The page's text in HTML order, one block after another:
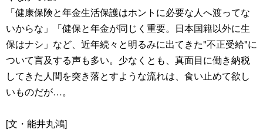
「健康保険と年金生活保護はホントに必要な人へ渡ってな
いからな」「健保と年金が同じく重要。日本国籍以外に生
保はナシ」など、近年続々と明るみに出てきた"不正受給"に
ついて言及する声も多い。少なくとも、真面目に働き納税
してきた人間を突き落とすような流れは、食い止めて欲し
いものだが…。
[文・能井丸鴻]